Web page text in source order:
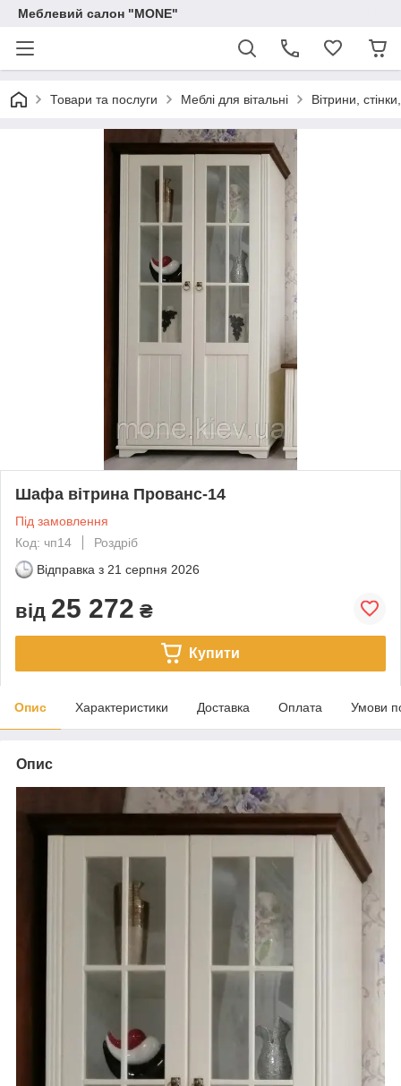
Меблевий салон "MONE"
Товари та послуги Меблі для вітальні Вітрини,
Шафа вітрина Прованс-14
Під замовлення
Код: чп14
Роздріб
Відправка з 21 серпня 2026
від 25 272 ₴
Купити
Опис Характеристики Доставка Оплата Умови
Опис